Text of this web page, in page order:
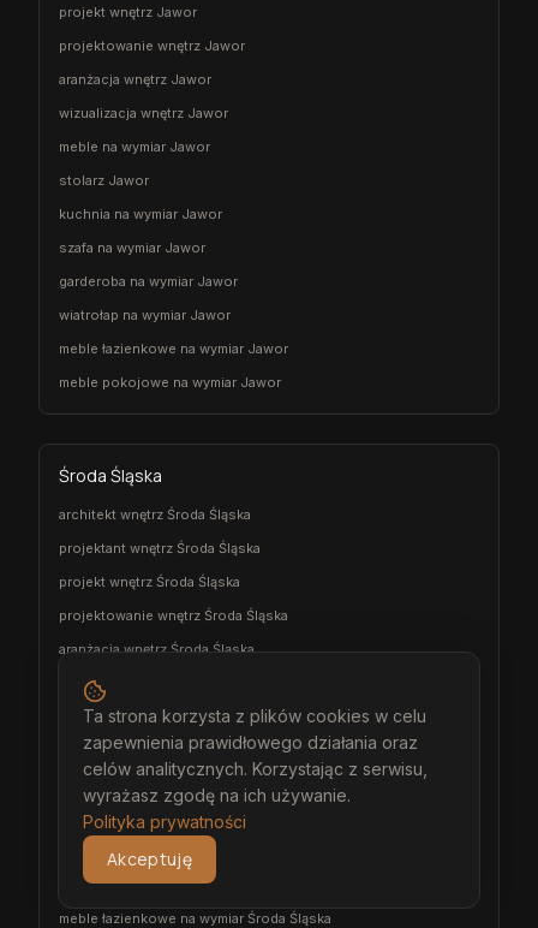
projekt wnętrz Jawor
projektowanie wnętrz Jawor
aranżacja wnętrz Jawor
wizualizacja wnętrz Jawor
meble na wymiar Jawor
stolarz Jawor
kuchnia na wymiar Jawor
szafa na wymiar Jawor
garderoba na wymiar Jawor
wiatrołap na wymiar Jawor
meble łazienkowe na wymiar Jawor
meble pokojowe na wymiar Jawor
Środa Śląska
architekt wnętrz Środa Śląska
projektant wnętrz Środa Śląska
projekt wnętrz Środa Śląska
projektowanie wnętrz Środa Śląska
aranżacja wnętrz Środa Śląska
wizualizacja wnętrz Środa Śląska
meble na wymiar Środa Śląska
stolarz Środa Śląska
kuchnia na wymiar Środa Śląska
szafa na wymiar Środa Śląska
garderoba na wymiar Środa Śląska
wiatrołap na wymiar Środa Śląska
meble łazienkowe na wymiar Środa Śląska
Ta strona korzysta z plików cookies w celu
zapewnienia prawidłowego działania oraz
celów analitycznych. Korzystając z serwisu,
wyrażasz zgodę na ich używanie.
Polityka prywatności
Akceptuję